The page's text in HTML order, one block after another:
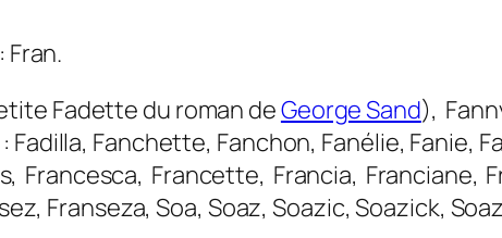
Fran.
Fadette du roman deGeorge Sand),
Fadilla, Fanchette, Fanchon, Fanélie, Fanie,
, Francesca, Francette, Francia, Franciane,
, Franseza,Soa, Soaz,Soazic,Soazick,